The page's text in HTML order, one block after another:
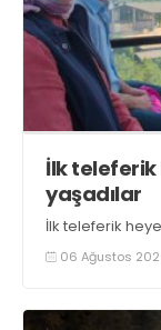
İlk teleferik
yaşadılar
İlk teleferik
06 Ağustos